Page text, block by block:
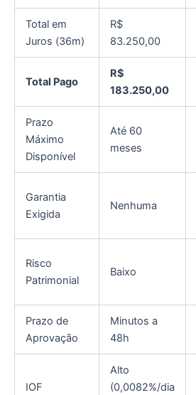
Total em
Juros (36m)
R$
83.250,00
Total Pago
R$
183.250,00
Prazo
Máximo
Disponível
Até 60
meses
Garantia
Exigida
Nenhuma
Risco
Patrimonial
Baixo
Prazo de
Aprovação
Minutos a
48h
IOF
Alto
(0,0082%/dia